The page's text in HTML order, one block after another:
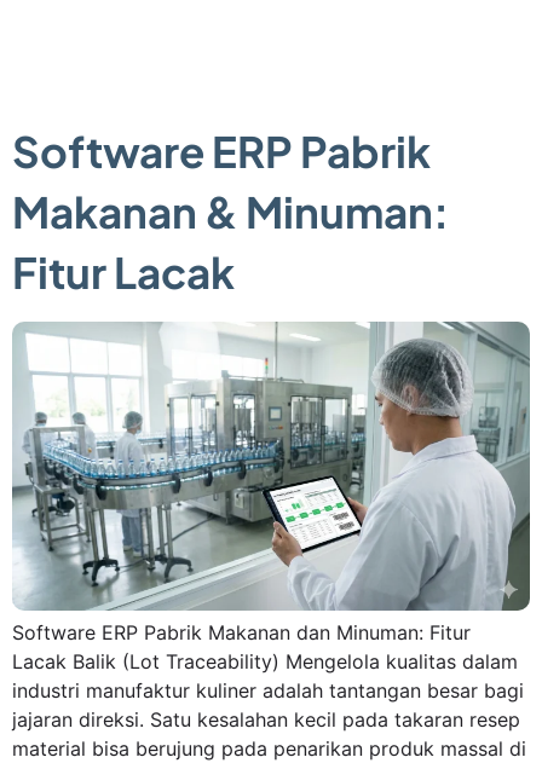
Software ERP Pabrik
Makanan & Minuman:
Fitur Lacak
Software ERP Pabrik Makanan dan Minuman: Fitur
Lacak Balik (Lot Traceability) Mengelola kualitas dalam
industri manufaktur kuliner adalah tantangan besar bagi
jajaran direksi. Satu kesalahan kecil pada takaran resep
material bisa berujung pada penarikan produk massal di